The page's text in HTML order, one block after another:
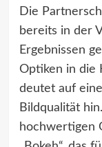
Die
bereits in der
Ergebnissen
Optiken in die
deutet auf
Bildqualität
hochwertigen